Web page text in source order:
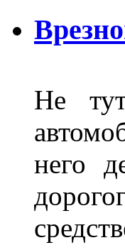
Не
него